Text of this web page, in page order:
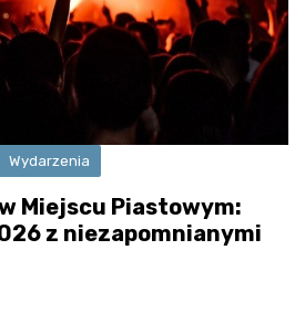
Wydarzenia
Miejscu Piastowym:
z niezapomnianymi